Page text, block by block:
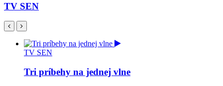
TV SEN
TV SEN
Tri príbehy na jednej vlne